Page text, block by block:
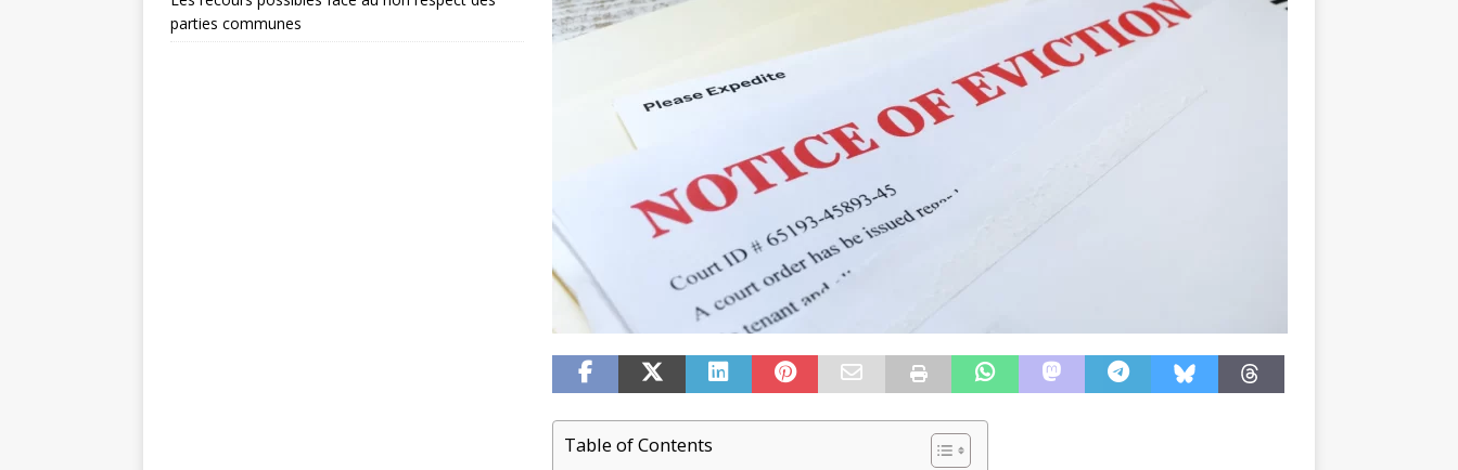
Table of Contents
parties communes